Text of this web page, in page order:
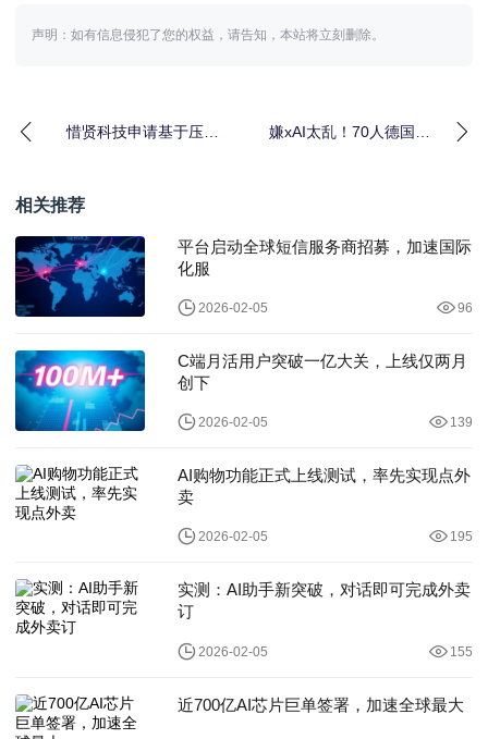
声明：如有信息侵犯了您的权益，请告知，本站将立刻删除。
惜贤科技申请基于压力
嫌xAI太乱！70人德国团
相关推荐
平台启动全球短信服务商招募，加速国际
化服
2026-02-05 96
C端月活用户突破一亿大关，上线仅两月
创下
2026-02-05 139
AI购物功能正式上线测试，率先实现点外
卖
2026-02-05 195
实测：AI助手新突破，对话即可完成外卖
订
2026-02-05 155
近700亿AI芯片巨单签署，加速全球最大